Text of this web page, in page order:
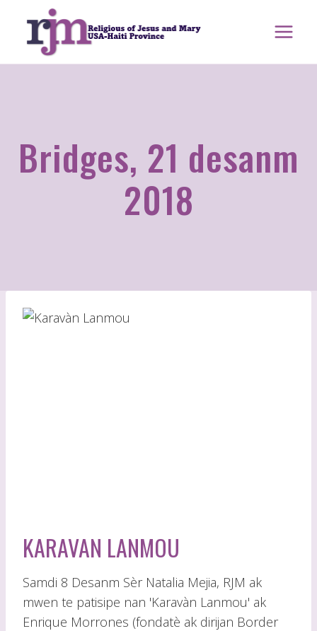
kontni
Bridges, 21 desanm
2018
KARAVAN LANMOU
Samdi 8 Desanm Sèr Natalia Mejia, RJM ak
mwen te patisipe nan 'Karavàn Lanmou' ak
Enrique Morrones (fondatè ak dirijan Border